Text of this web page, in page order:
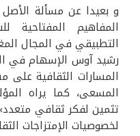
و بعيدا عن مسألة
المفاهيم
التطبيقي في المجال
رشيد آوس الإسهام في
المسارات الثقافية على
المسعى، كما يراه
تثمين لفكر ثقافي
لخصوصيات الإمتزاجات